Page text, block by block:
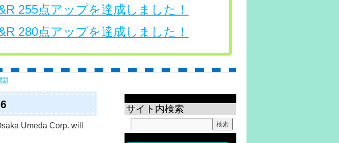
255点アップを達成しました！
280点アップを達成しました！
題
Umeda Corp. will
サイト内検索